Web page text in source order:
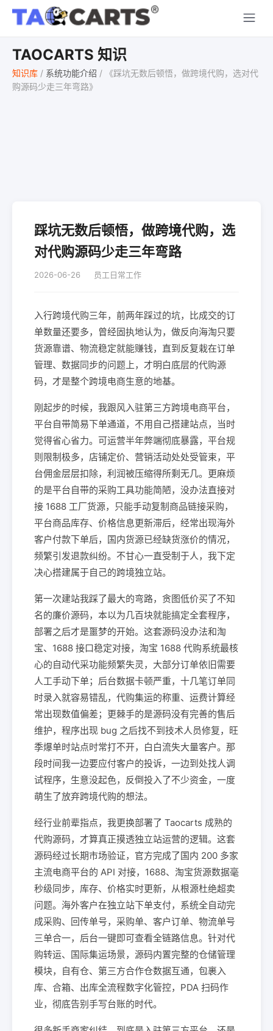
TAOCARTS 知识
知识库 / 系统功能介绍 /
《踩坑无数后顿悟，做跨境代购，选对代
购源码少走三年弯路》
踩坑无数后顿悟，做跨境代购，选
对代购源码少走三年弯路
2026-06-26 员工日常工作
入行跨境代购三年，前两年踩过的坑，比成交的订
单数量还要多，曾经固执地认为，做反向海淘只要
货源靠谱、物流稳定就能赚钱，直到反复栽在订单
管理、数据同步的问题上，才明白底层的代购源
码，才是整个跨境电商生意的地基。
刚起步的时候，我跟风入驻第三方跨境电商平台，
平台自带简易下单通道，不用自己搭建站点，当时
觉得省心省力。可运营半年弊端彻底暴露，平台规
则限制极多，店铺定价、营销活动处处受管束，平
台佣金层层扣除，利润被压缩得所剩无几。更麻烦
的是平台自带的采购工具功能简陋，没办法直接对
接 1688 工厂货源，只能手动复制商品链接采购，
平台商品库存、价格信息更新滞后，经常出现海外
客户付款下单后，国内货源已经缺货涨价的情况，
频繁引发退款纠纷。不甘心一直受制于人，我下定
决心搭建属于自己的跨境独立站。
第一次建站我踩了最大的弯路，贪图低价买了不知
名的廉价源码，本以为几百块就能搞定全套程序，
部署之后才是噩梦的开始。这套源码没办法和淘
宝、1688 接口稳定对接，淘宝 1688 代购系统最核
心的自动代采功能频繁失灵，大部分订单依旧需要
人工手动下单；后台数据卡顿严重，十几笔订单同
时录入就容易错乱，代购集运的称重、运费计算经
常出现数值偏差；更棘手的是源码没有完善的售后
维护，程序出现 bug 之后找不到技术人员修复，旺
季爆单时站点时常打不开，白白流失大量客户。那
段时间我一边要应付客户的投诉，一边到处找人调
试程序，生意没起色，反倒投入了不少资金，一度
萌生了放弃跨境代购的想法。
经行业前辈指点，我更换部署了 Taocarts 成熟的
代购源码，才算真正摸透独立站运营的逻辑。这套
源码经过长期市场验证，官方完成了国内 200 多家
主流电商平台的 API 对接，1688、淘宝货源数据毫
秒级同步，库存、价格实时更新，从根源杜绝超卖
问题。海外客户在独立站下单支付，系统全自动完
成采购、回传单号，采购单、客户订单、物流单号
三单合一，后台一键即可查看全链路信息。针对代
购转运、国际集运场景，源码内置完整的仓储管理
模块，自有仓、第三方合作仓数据互通，包裹入
库、合箱、出库全流程数字化管控，PDA 扫码作
业，彻底告别手写台账的时代。